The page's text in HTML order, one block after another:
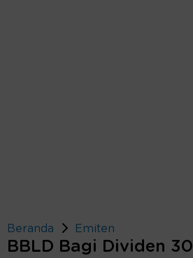
Beranda Emiten
BBLD Bagi Dividen